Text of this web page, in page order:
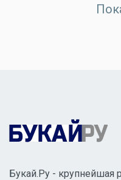
Букай.Ру - крупнейшая